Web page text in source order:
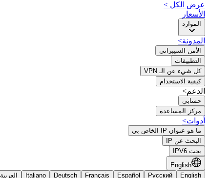
عرض الكل >
الأسعار
الموارد
المدونة>
الأمن السيبراني
التطبيقات
كل شيء عن الـ VPN
كيفية الاستخدام
الدعم>
حسابي
مركز المساعدة
أدوات>
ما هو عنوان IP الخاص بي
البحث عن IP
بحث IPV6
English
English
Русский
Español
Français
Deutsch
Italiano العربية